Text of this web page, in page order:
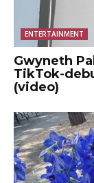
ENTERTAINMENT
Gwyneth
TikTok-
(video)